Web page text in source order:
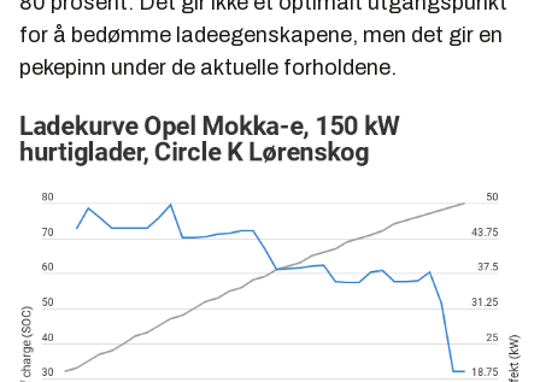
for å bedømme ladeegenskapene, men det gir en
pekepinn under de aktuelle forholdene.